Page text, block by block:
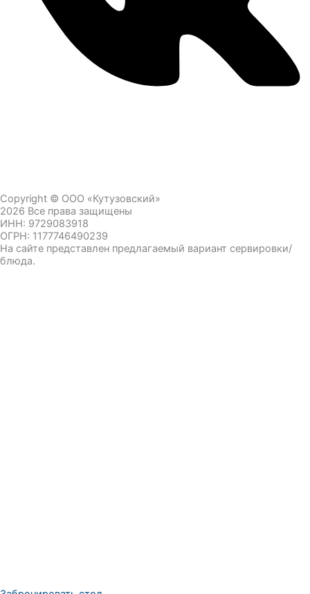
Copyright © ООО «Кутузовский»
2026 Все права защищены
ИНН: 9729083918
ОГРН: 1177746490239
На сайте представлен предлагаемый вариант сервировки/
блюда.